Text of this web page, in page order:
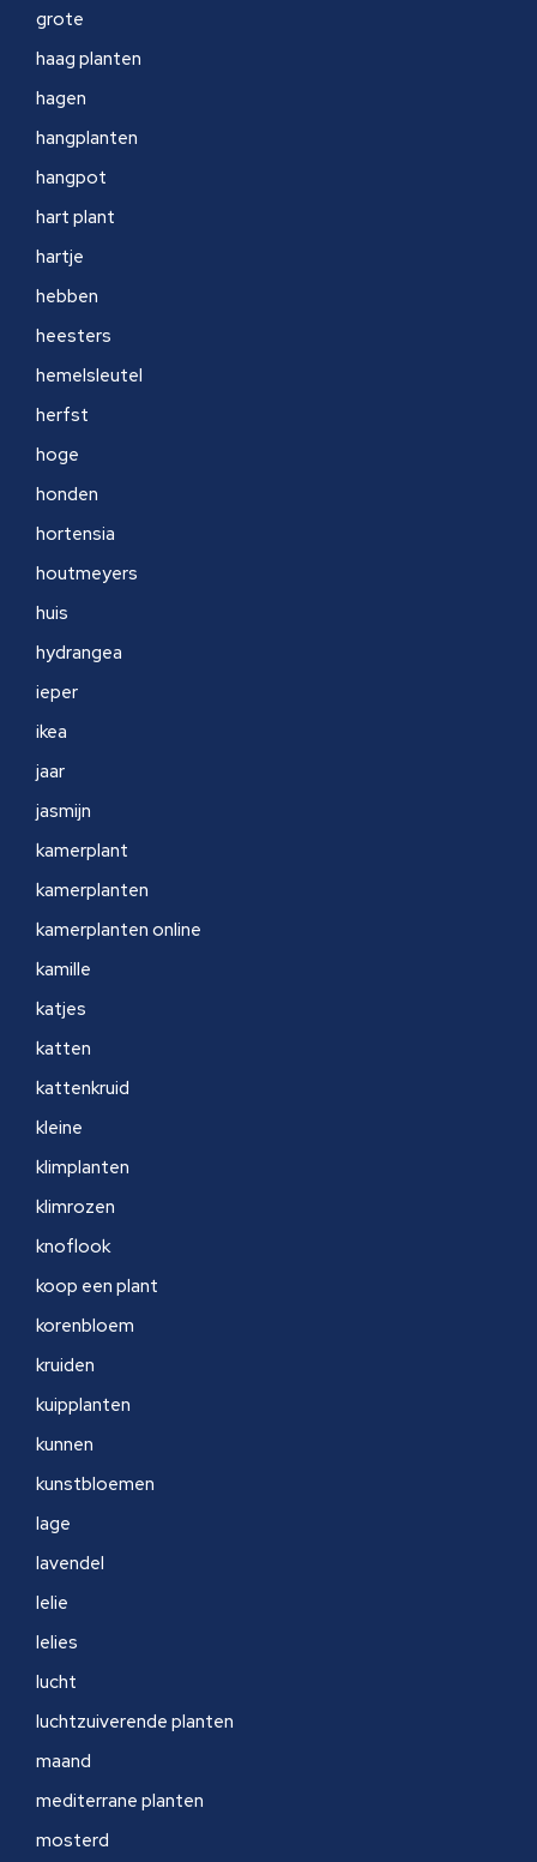
grote
haag planten
hagen
hangplanten
hangpot
hart plant
hartje
hebben
heesters
hemelsleutel
herfst
hoge
honden
hortensia
houtmeyers
huis
hydrangea
ieper
ikea
jaar
jasmijn
kamerplant
kamerplanten
kamerplanten online
kamille
katjes
katten
kattenkruid
kleine
klimplanten
klimrozen
knoflook
koop een plant
korenbloem
kruiden
kuipplanten
kunnen
kunstbloemen
lage
lavendel
lelie
lelies
lucht
luchtzuiverende planten
maand
mediterrane planten
mosterd